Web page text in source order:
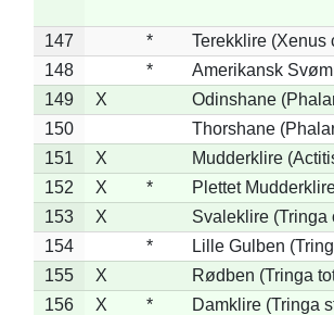
147 *
Terekklire (Xenus
148
*
Amerikansk
149
X
Odinshane
150
Thorshane
151
X
Mudderklire
152
X *
Plettet
153
X
Svaleklire (Tringa
154
*
Lille Gulben
155
X
Rødben (Tringa
156
X *
Damklire (Tringa